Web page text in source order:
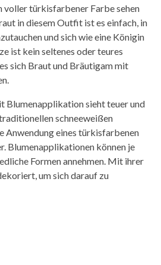
voller türkisfarbener Farbe sehen
in diesem Outfit ist es einfach, in
und sich wie eine Königin
ist kein seltenes oder teures
sich Braut und Bräutigam mit
Blumenapplikation sieht teuer und
schneeweißen
eines türkisfarbenen
Blumenapplikationen können je
Formen annehmen. Mit ihrer
um sich darauf zu